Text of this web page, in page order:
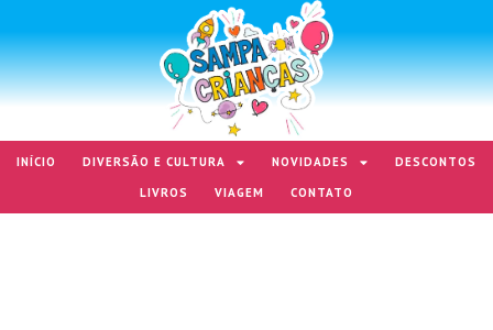
INÍCIO DIVERSÃO E CULTURA NOVIDADES
DESCONTOS
LIVROS
VIAGEM CONTATO